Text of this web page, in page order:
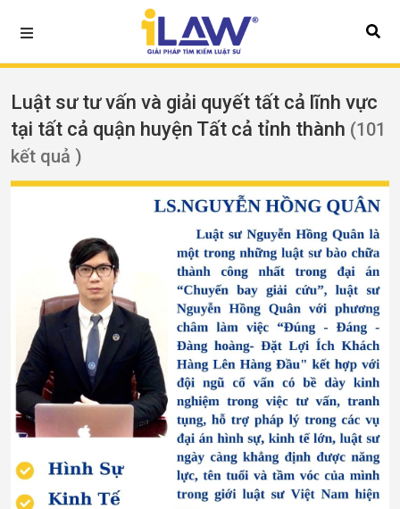
Luật sư tư vấn và giải quyết tất cả lĩnh vực
tại tất cả quận huyện Tất cả tỉnh thành (101
kết quả )